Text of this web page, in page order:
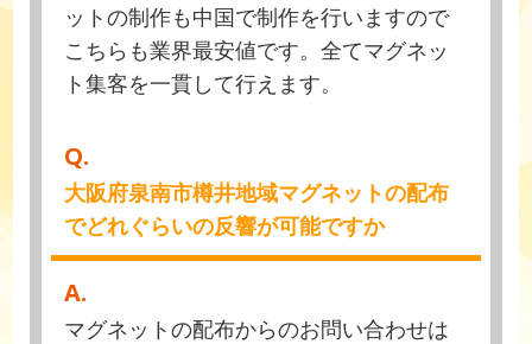
ットの制作も中国で制作を行いますので
こちらも業界最安値です。全てマグネッ
ト集客を一貫して行えます。
Q.
大阪府泉南市樽井地域マグネットの配布
でどれぐらいの反響が可能ですか
A.
マグネットの配布からのお問い合わせは